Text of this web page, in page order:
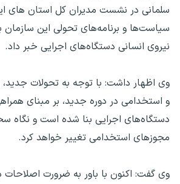
سلمانی در نشست مدیران کل استان های این
سیاست‌ها و برنامه‌های تحولی این سازمان
نیروی انسانی دستگاه‌های اجرایی خبر داد.
وی اظهار داشت: با توجه به تحولات جدید،
و استخدامی در دوره جدید، بر مبنای
دستگاه‌های اجرایی بنا شده است و نگاه
مجوزهای استخدامی تغییر خواهد کرد.
وی گفت: اکنون با باور به ضرورت